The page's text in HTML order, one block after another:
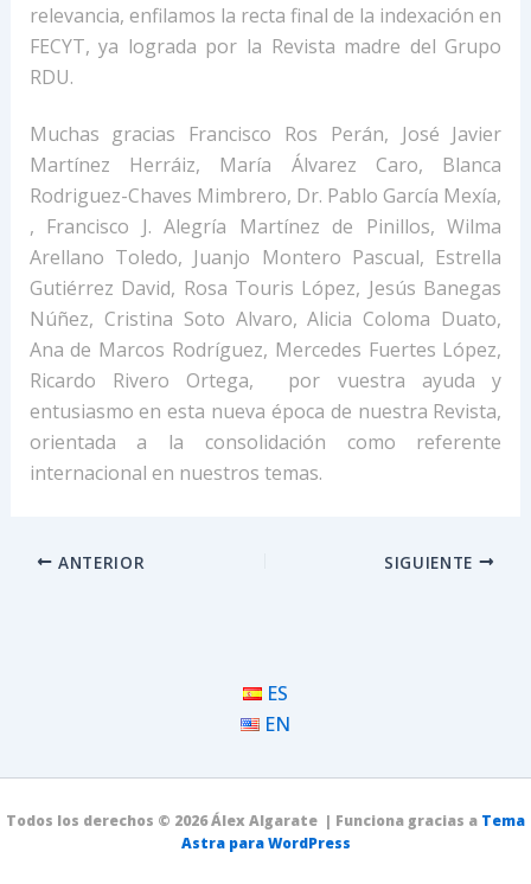
relevancia, enfilamos la recta final de la indexación en
FECYT, ya lograda por la Revista madre del Grupo
RDU.
Muchas gracias Francisco Ros Perán, José Javier
Martínez Herráiz, María Álvarez Caro, Blanca
Rodriguez-Chaves Mimbrero, Dr. Pablo García Mexía,
, Francisco J. Alegría Martínez de Pinillos, Wilma
Arellano Toledo, Juanjo Montero Pascual, Estrella
Gutiérrez David, Rosa Touris López, Jesús Banegas
Núñez, Cristina Soto Alvaro, Alicia Coloma Duato,
Ana de Marcos Rodríguez, Mercedes Fuertes López,
Ricardo Rivero Ortega, por vuestra ayuda y
entusiasmo en esta nueva época de nuestra Revista,
orientada a la consolidación como referente
internacional en nuestros temas.
ANTERIOR SIGUIENTE
ES
EN
Todos los derechos © 2026 Álex Algarate | Funciona gracias a Tema
Astra para WordPress